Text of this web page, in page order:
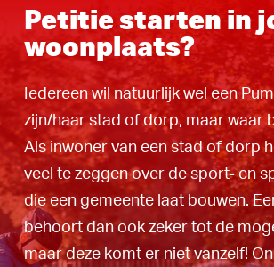
Petitie starten in
woonplaats?
Iedereen wil natuurlijk wel een
zijn/haar stad of dorp, maar waar
Als inwoner van een stad of dorp
veel te zeggen over de sport- en
die een gemeente laat bouwen.
behoort dan ook zeker tot de
maar deze komt er niet vanzelf!